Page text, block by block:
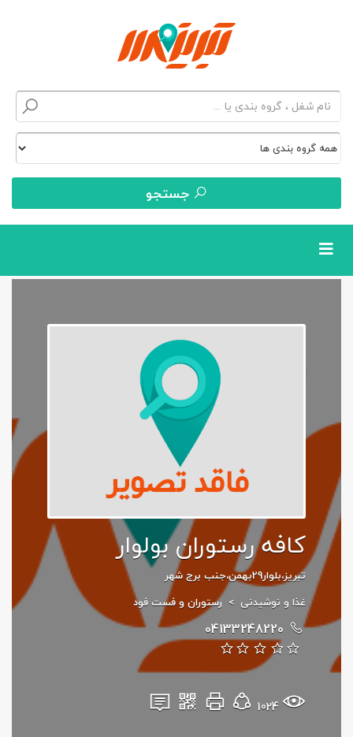
جستجو
کافه رستوران بولوار
تبریز،بلوار29بهمن،جنب برج شهر
غذا و نوشیدنی > رستوران و فست فود
04133248220
1024